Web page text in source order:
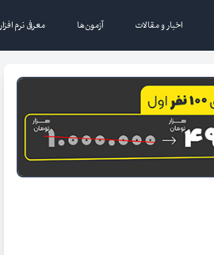
اخبار و مقالات آزمون‌ها معرفی نرم افزار